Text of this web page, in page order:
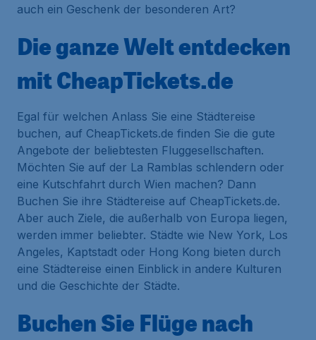
auch ein Geschenk der besonderen Art?
Die ganze Welt entdecken
mit CheapTickets.de
Egal für welchen Anlass Sie eine Städtereise
buchen, auf CheapTickets.de finden Sie die gute
Angebote der beliebtesten Fluggesellschaften.
Möchten Sie auf der La Ramblas schlendern oder
eine Kutschfahrt durch Wien machen? Dann
Buchen Sie ihre Städtereise auf CheapTickets.de.
Aber auch Ziele, die außerhalb von Europa liegen,
werden immer beliebter. Städte wie New York, Los
Angeles, Kaptstadt oder Hong Kong bieten durch
eine Städtereise einen Einblick in andere Kulturen
und die Geschichte der Städte.
Buchen Sie Flüge nach